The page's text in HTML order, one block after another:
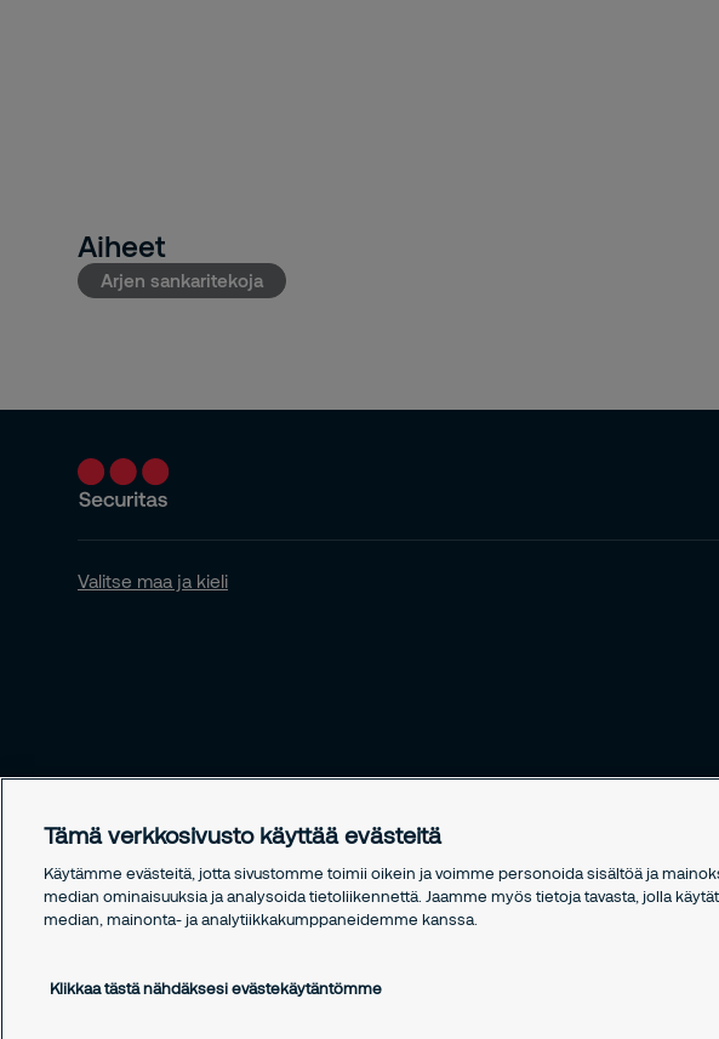
Aiheet
Arjen sankaritekoja
Valitse maa ja kieli
Copyright © 2026 Securitas
Tämä verkkosivusto käyttää evästeitä
Käytämme evästeitä, jotta sivustomme toimii oikein ja voimme personoida sisältöä ja
median ominaisuuksia ja analysoida tietoliikennettä. Jaamme myös tietoja tavasta, jolla
median, mainonta- ja analytiikkakumppaneidemme kanssa.
Klikkaa tästä nähdäksesi evästekäytäntömme